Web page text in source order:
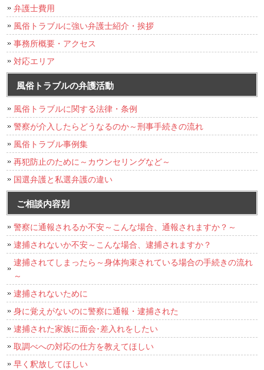
弁護士費用
風俗トラブルに強い弁護士紹介・挨拶
事務所概要・アクセス
対応エリア
風俗トラブルの弁護活動
風俗トラブルに関する法律・条例
警察が介入したらどうなるのか～刑事手続きの流れ
風俗トラブル事例集
再犯防止のために～カウンセリングなど～
国選弁護と私選弁護の違い
ご相談内容別
警察に通報されるか不安～こんな場合、通報されますか？～
逮捕されないか不安～こんな場合、逮捕されますか？
逮捕されてしまったら～身体拘束されている場合の手続きの流れ
～
逮捕されないために
身に覚えがないのに警察に通報・逮捕された
逮捕された家族に面会･差入れをしたい
取調べへの対応の仕方を教えてほしい
早く釈放してほしい